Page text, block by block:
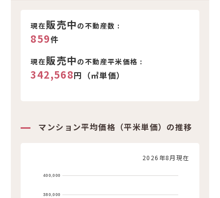
現在販売中 の不動産数 :
859件
現在販売中 の不動産平米価格 :
342,568円（㎡単価）
マンション平均価格（平米単価）の推移
2026年8月現在
380,000
400,000